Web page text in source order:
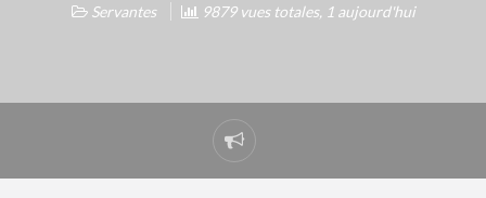
Servantes 9879 vues totales, 1 aujourd'hui
Signaler
un